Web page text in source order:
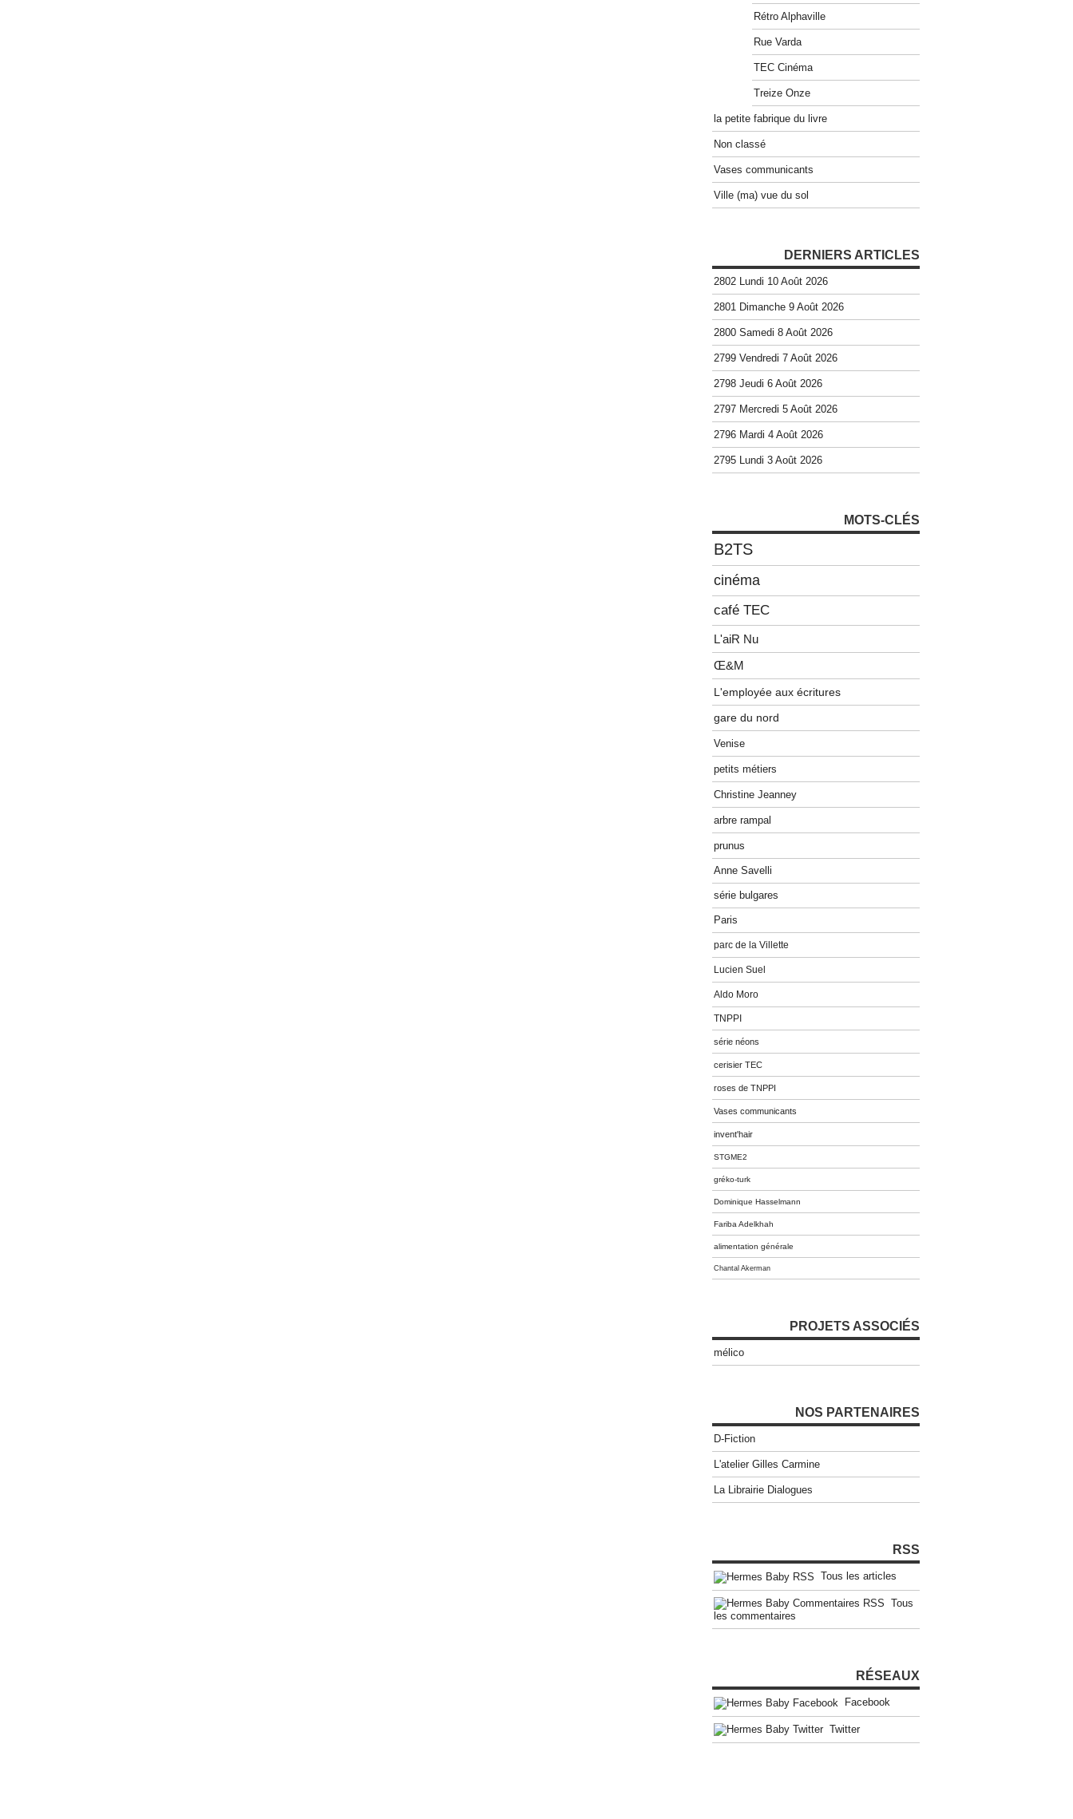
Rétro Alphaville
Rue Varda
TEC Cinéma
Treize Onze
la petite fabrique du livre
Non classé
Vases communicants
Ville (ma) vue du sol
DERNIERS ARTICLES
2802 Lundi 10 Août 2026
2801 Dimanche 9 Août 2026
2800 Samedi 8 Août 2026
2799 Vendredi 7 Août 2026
2798 Jeudi 6 Août 2026
2797 Mercredi 5 Août 2026
2796 Mardi 4 Août 2026
2795 Lundi 3 Août 2026
MOTS-CLÉS
B2TS
cinéma
café TEC
L'aiR Nu
Œ&M
L'employée aux écritures
gare du nord
Venise
petits métiers
Christine Jeanney
arbre rampal
prunus
Anne Savelli
série bulgares
Paris
parc de la Villette
Lucien Suel
Aldo Moro
TNPPI
série néons
cerisier TEC
roses de TNPPI
Vases communicants
invent'hair
STGME2
gréko-turk
Dominique Hasselmann
Fariba Adelkhah
alimentation générale
Chantal Akerman
PROJETS ASSOCIÉS
mélico
NOS PARTENAIRES
D-Fiction
L'atelier Gilles Carmine
La Librairie Dialogues
RSS
Tous les articles
Tous
les commentaires
RÉSEAUX
Facebook
Twitter